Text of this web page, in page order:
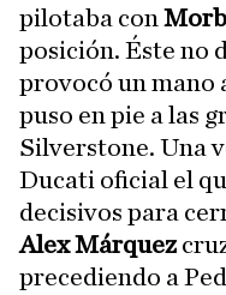
pilotaba con
posición. Éste no
provocó un mano
puso en pie a las
Silverstone. Una
Ducati oficial el
decisivos para
Alex Márquez
precediendo a